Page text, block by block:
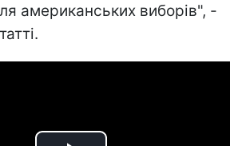
американських виборів", -